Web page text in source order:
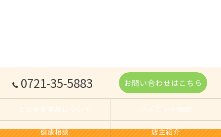
0721-35-5883 お問い合わせはこちら
とおやま薬局について ダイエット相談
健康相談 店主紹介